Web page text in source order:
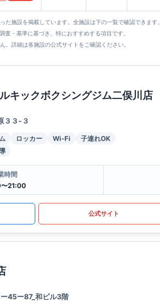
た施設を掲載しています。全施設は下の一覧で確認できます。
・基準に基づき、特におすすめする項目です。
。詳細は各施設の公式サイトをご確認ください。
キックボクシングジム二俣川店
３３-３
ロッカー Wi-Fi
子連れOK
時間
21:00
公式サイト
45ー87_和ビル3階